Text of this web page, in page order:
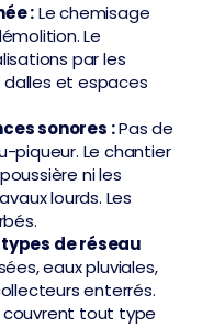
:Le chemisage
Le
par les
dalles et espaces
sonores :Pas de
piqueur. Le chantier
ni les
lourds. Les
de réseau
eaux pluviales,
enterrés.
couvrent tout type